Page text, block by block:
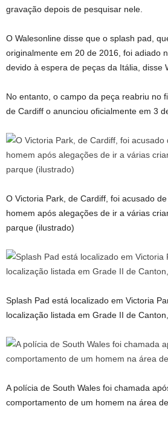
gravação depois de pesquisar nele.
O Walesonline disse que o splash pad,
originalmente em 20 de 2016, foi adiado
devido à espera de peças da Itália, disse
No entanto, o campo da peça reabriu no
de Cardiff o anunciou oficialmente em 3
O Victoria Park, de Cardiff, foi acusado
homem após alegações de ir a várias
parque (ilustrado)
Splash Pad está localizado em Victoria
localização listada em Grade II de
A polícia de South Wales foi chamada
comportamento de um homem na área